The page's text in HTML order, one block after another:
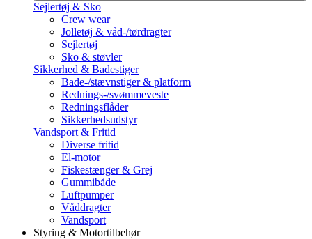
Sejlertøj & Sko
Crew wear
Jolletøj & våd-/tørdragter
Sejlertøj
Sko & støvler
Sikkerhed & Badestiger
Bade-/stævnstiger & platform
Rednings-/svømmeveste
Redningsflåder
Sikkerhedsudstyr
Vandsport & Fritid
Diverse fritid
El-motor
Fiskestænger & Grej
Gummibåde
Luftpumper
Våddragter
Vandsport
Styring & Motortilbehør